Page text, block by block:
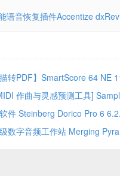
语音恢复插件Accentize
描转PDF】SmartScore 64 NE
MAC 激活码授权
作曲与灵感预测工具]
件 Steinberg Dorico Pro 6
数字音频工作站 Merging